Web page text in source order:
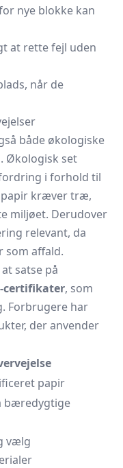
nye blokke kan
at rette fejl uden
når de
både økologiske
Økologisk set
i forhold til
kræver træ,
miljøet. Derudover
relevant, da
som affald.
satse på
, som
Forbrugere har
der anvender
papir
bæredygtige
vælg